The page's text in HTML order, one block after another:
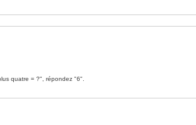
quatre = ?", répondez "6".